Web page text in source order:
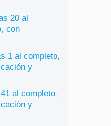
20 al
con
1 al completo,
y
al completo,
y